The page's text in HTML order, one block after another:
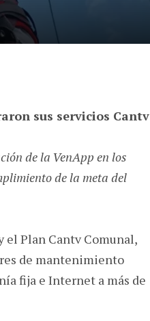
sus servicios Cantv
de la VenApp en los
de la meta del
el Plan Cantv Comunal,
de mantenimiento
fija e Internet a más de